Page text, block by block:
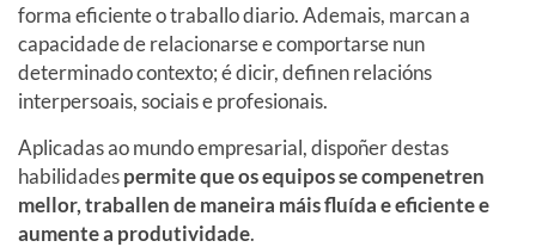
forma eficiente o traballo diario. Ademais, marcan a
capacidade de relacionarse e comportarse nun
determinado contexto; é dicir, definen relacións
interpersoais, sociais e profesionais.
Aplicadas ao mundo empresarial, dispoñer destas
habilidadespermite que os equipos se compenetren
mellor, traballen de maneira máis fluída e eficiente e
aumente a produtividade.